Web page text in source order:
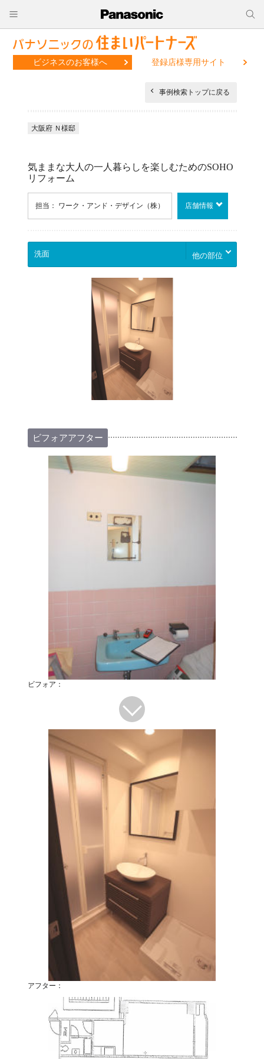
ビジネスのお客様へ 登録店様専用サイト
事例検索トップに戻る
大阪府 Ｎ様邸
気ままな大人の一人暮らしを楽しむためのSOHO
リフォーム
担当： ワーク・アンド・デザイン（株） 店舗情報
他の部位
ビフォアアフター
ビフォア：
アフター：